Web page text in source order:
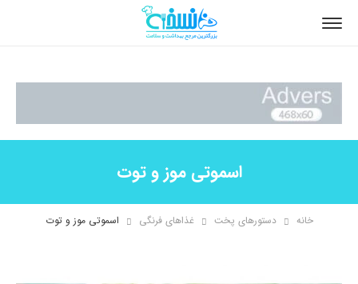
اسموتی موز و توت
خانه دستورهای پخت غذاهای فرنگی اسموتی موز و توت